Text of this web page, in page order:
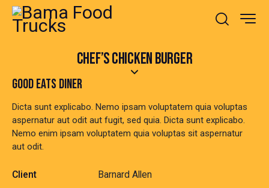
CHEF’S CHICKEN BURGER
GOOD EATS DINER
Dicta sunt explicabo. Nemo ipsam voluptatem quia voluptas
aspernatur aut odit aut fugit, sed quia. Dicta sunt explicabo.
Nemo enim ipsam voluptatem quia voluptas sit aspernatur
aut odit.
Client
Barnard Allen